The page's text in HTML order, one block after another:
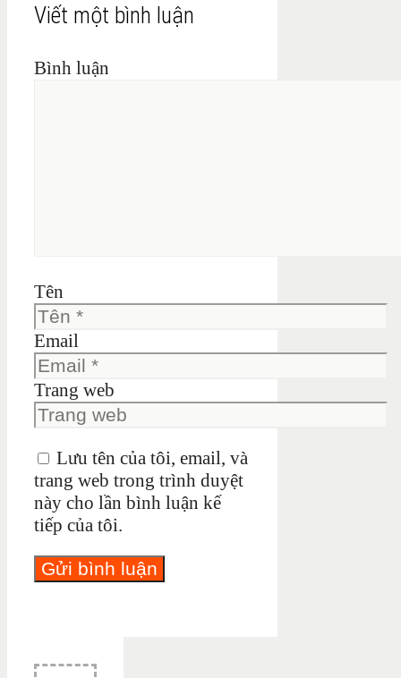
Viết một bình luận
Bình luận
Tên
Email
Trang web
Lưu tên của tôi, email, và
trang web trong trình duyệt
này cho lần bình luận kế
tiếp của tôi.